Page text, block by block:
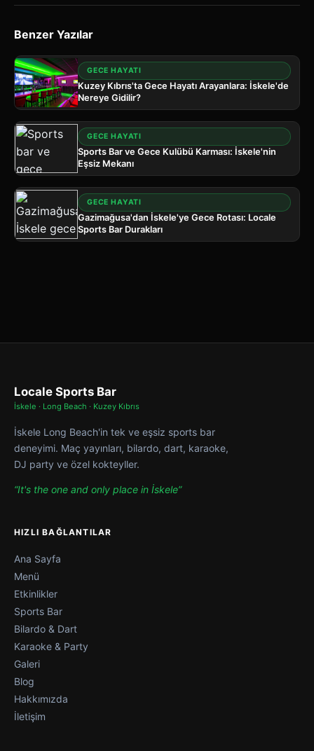
Benzer Yazılar
GECE HAYATI
Kuzey Kıbrıs'ta Gece Hayatı Arayanlara: İskele'de
Nereye Gidilir?
GECE HAYATI
Sports Bar ve Gece Kulübü Karması: İskele'nin
Eşsiz Mekanı
GECE HAYATI
Gazimağusa'dan İskele'ye Gece Rotası: Locale
Sports Bar Durakları
Locale Sports Bar
İskele · Long Beach · Kuzey Kıbrıs
İskele Long Beach'in tek ve eşsiz sports bar
deneyimi. Maç yayınları, bilardo, dart, karaoke,
DJ party ve özel kokteyller.
“It's the one and only place in İskele”
HIZLI BAĞLANTILAR
Ana Sayfa
Menü
Etkinlikler
Sports Bar
Bilardo & Dart
Karaoke & Party
Galeri
Blog
Hakkımızda
İletişim